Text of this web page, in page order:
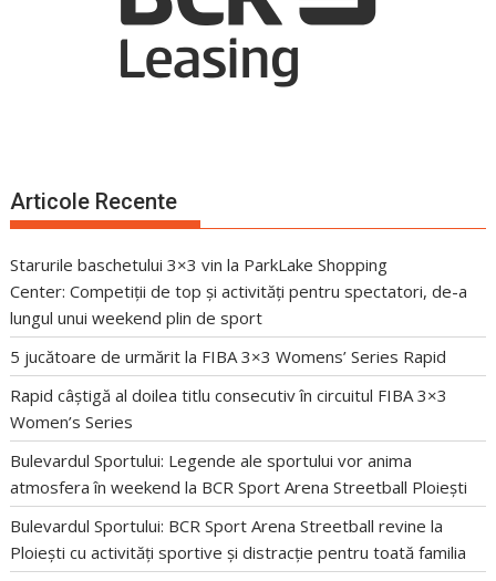
Articole Recente
Starurile baschetului 3×3 vin la ParkLake Shopping
Center: Competiții de top și activități pentru spectatori, de-a
lungul unui weekend plin de sport
5 jucătoare de urmărit la FIBA 3×3 Womens’ Series Rapid
Rapid câștigă al doilea titlu consecutiv în circuitul FIBA 3×3
Women’s Series
Bulevardul Sportului: Legende ale sportului vor anima
atmosfera în weekend la BCR Sport Arena Streetball Ploiești
Bulevardul Sportului: BCR Sport Arena Streetball revine la
Ploiești cu activități sportive și distracție pentru toată familia